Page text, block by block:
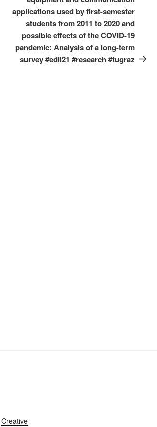
applications used by first-semester
students from 2011 to 2020 and
possible effects of the COVID-19
pandemic: Analysis of a long-term
survey #edil21 #research #tugraz
Creative